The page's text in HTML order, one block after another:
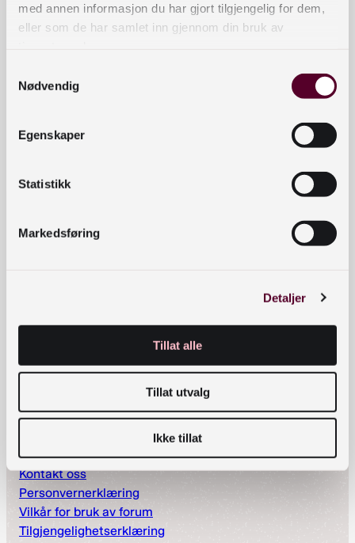
med annen informasjon du har gjort tilgjengelig for dem,
eller som de har samlet inn gjennom din bruk av
Nødvendig
Egenskaper
Statistikk
Markedsføring
Detaljer
Tillat alle
Tillat utvalg
Ikke tillat
Banner til Facebook nynorsk
Bilde til Instagram bokmål
Bilde til Instagram nynorsk
Postboks 2674 Solli, 0203 Oslo
Nyheter
Om oss
Kontakt oss
Personvernerklæring
Vilkår for bruk av forum
Tilgjengelighetserklæring